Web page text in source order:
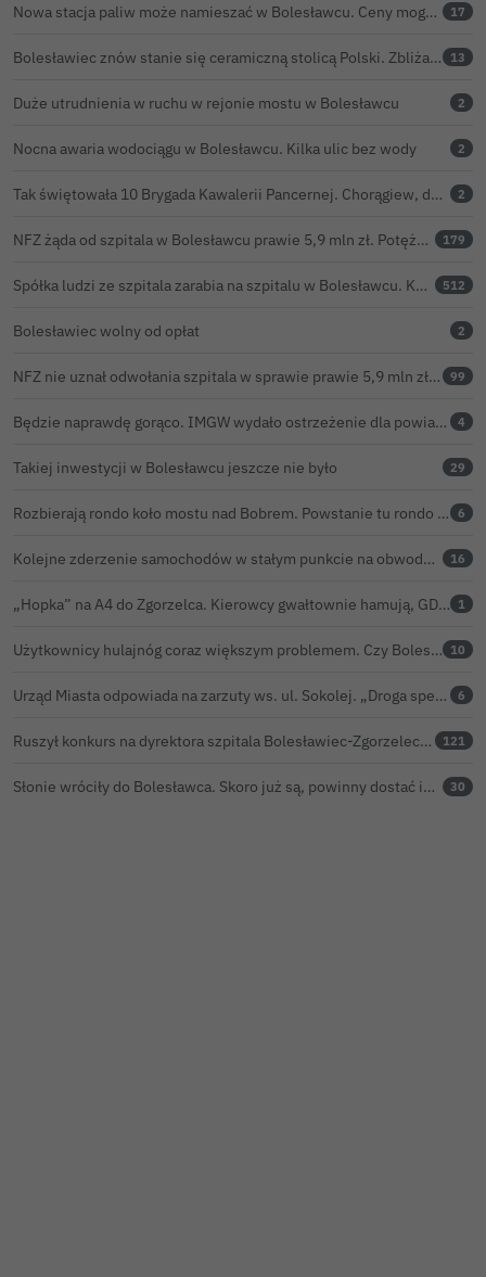
Nowa stacja paliw może namieszać w Bolesławcu. Ceny mogą być niższe nawet o 30 groszy na litrze 17
Bolesławiec znów stanie się ceramiczną stolicą Polski. Zbliża się 32. Święto Ceramiki 13
Duże utrudnienia w ruchu w rejonie mostu w Bolesławcu 2
Nocna awaria wodociągu w Bolesławcu. Kilka ulic bez wody 2
Tak świętowała 10 Brygada Kawalerii Pancernej. Chorągiew, defilada i pokaz lotniczy 2
NFZ żąda od szpitala w Bolesławcu prawie 5,9 mln zł. Potężny cios po kontroli rozliczeń 179
Spółka ludzi ze szpitala zarabia na szpitalu w Bolesławcu. Kwoty pozostają tajne 512
Bolesławiec wolny od opłat 2
NFZ nie uznał odwołania szpitala w sprawie prawie 5,9 mln zł. Barczyk: rozważamy sąd 99
Będzie naprawdę gorąco. IMGW wydało ostrzeżenie dla powiatu bolesławieckiego 4
Takiej inwestycji w Bolesławcu jeszcze nie było 29
Rozbierają rondo koło mostu nad Bobrem. Powstanie tu rondo turbinowe 6
Kolejne zderzenie samochodów w stałym punkcie na obwodnicy Bolesławca 16
„Hopka” na A4 do Zgorzelca. Kierowcy gwałtownie hamują, GDDKiA wyjaśnia, skąd problem 1
Użytkownicy hulajnóg coraz większym problemem. Czy Bolesławiec powinien pójść śladem Gniezna? 10
Urząd Miasta odpowiada na zarzuty ws. ul. Sokolej. „Droga spełnia wszystkie normy” 6
Ruszył konkurs na dyrektora szpitala Bolesławiec-Zgorzelec. Rozstrzygnięcie już w czerwcu? 121
Słonie wróciły do Bolesławca. Skoro już są, powinny dostać imiona? 30